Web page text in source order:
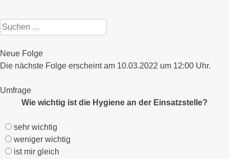
Suchen
nach:
Neue Folge
Die nächste Folge erscheint am 10.03.2022 um 12:00 Uhr.
Umfrage
Wie wichtig ist die Hygiene an der Einsatzstelle?
sehr wichtig
weniger wichtig
ist mir gleich